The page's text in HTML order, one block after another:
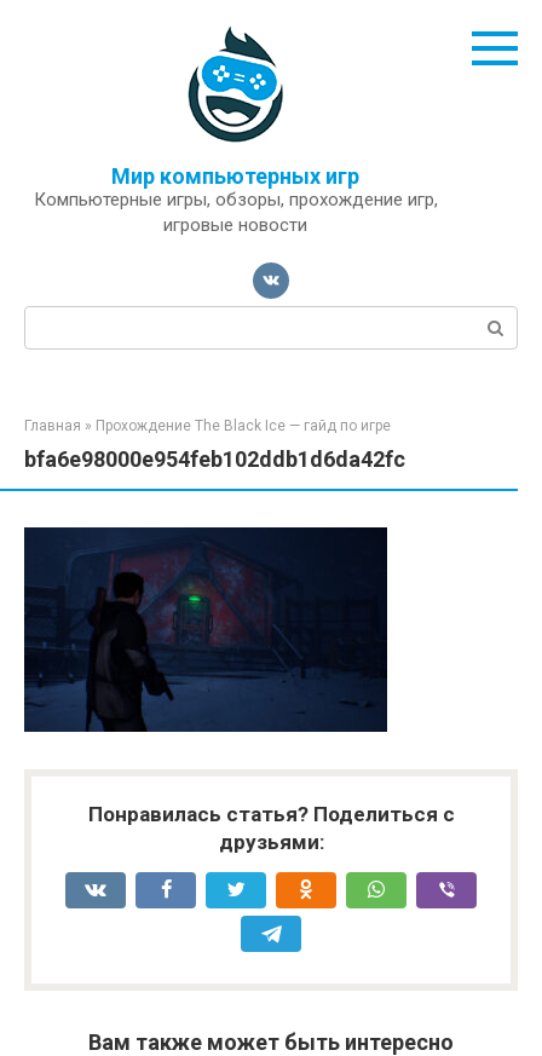
Мир компьютерных игр
Компьютерные игры, обзоры, прохождение игр,
игровые новости
Поиск:
Главная » Прохождение The Black Ice — гайд по игре
bfa6e98000e954feb102ddb1d6da42fc
Понравилась статья? Поделиться с
друзьями:
Вам также может быть интересно